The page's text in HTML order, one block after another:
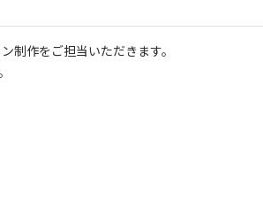
制作をご担当いただきます。